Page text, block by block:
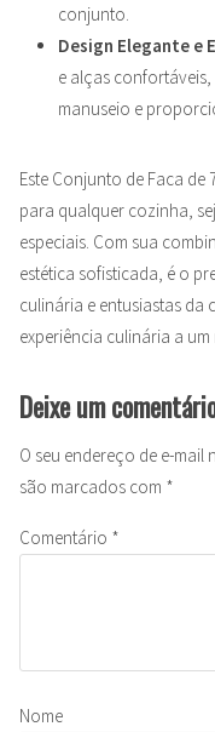
conjunto.
Design Elegante e
e alças
manuseio e
Este Conjunto de Faca de
para qualquer cozinha,
especiais. Com sua
estética sofisticada, é o
culinária e entusiastas da
experiência culinária a
Deixe um
O seu endereço de e-mail
são marcados com *
Comentário *
Nome